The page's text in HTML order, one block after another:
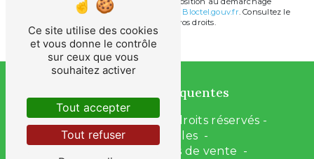
téléphonique, disponible à cette adresse: Bloctel.gouv.fr. Consultez le
site cnil.fr pour plus d’informations sur vos droits.
Recherches fréquentes
©Vistalid- 2026 - Tous droits réservés -
Mentions légales -
Conditions générales de vente -
Ce site utilise des cookies
et vous donne le contrôle
sur ceux que vous
souhaitez activer
Tout accepter
Tout refuser